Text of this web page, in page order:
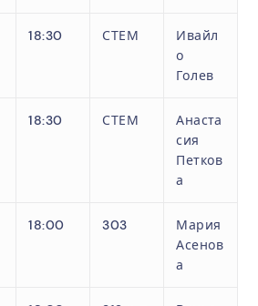
18:30 СТЕМ
Ивайл
о
Голев
18:30 СТЕМ
Анаста
сия
Петков
а
18:00 303
Мария
Асенов
а